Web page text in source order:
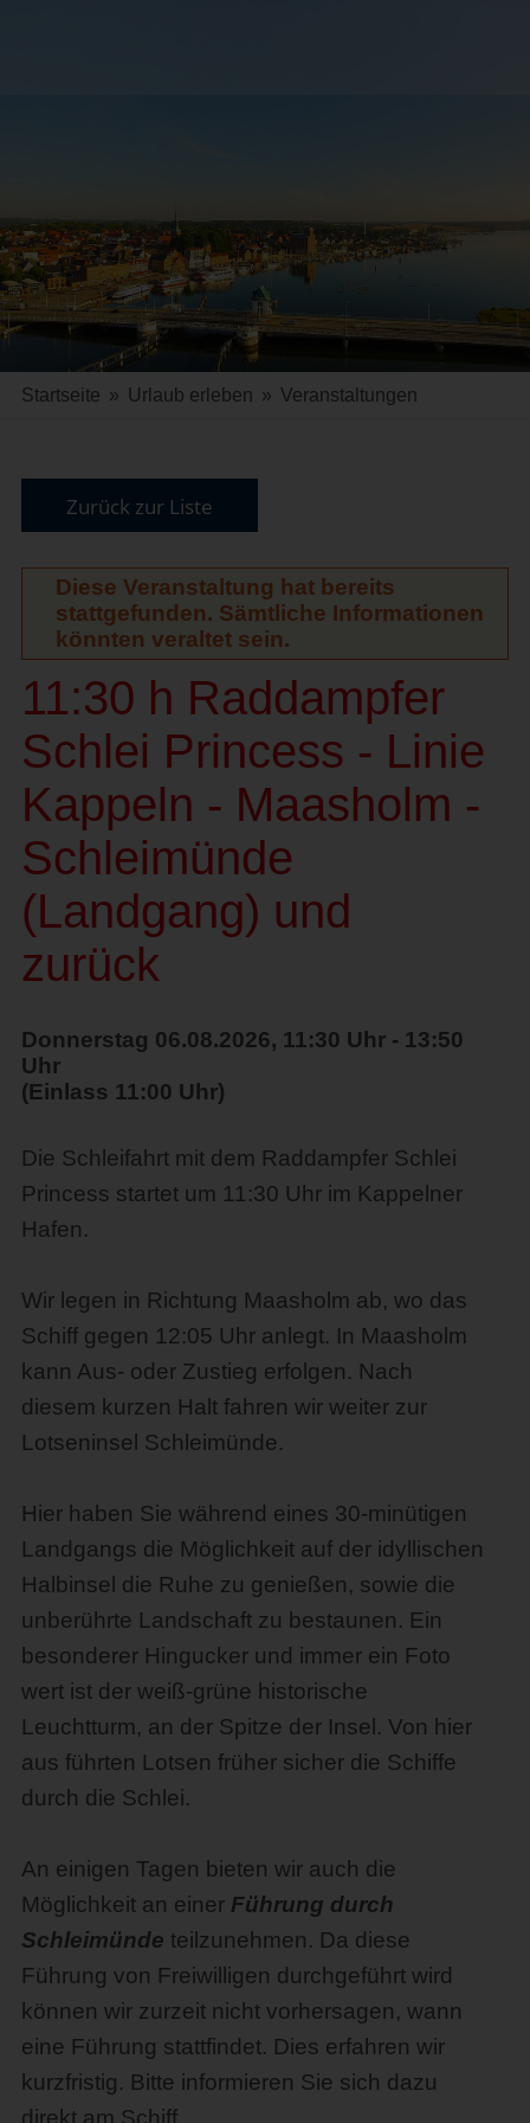
Startseite » Urlaub erleben » Veranstaltungen
Zurück zur Liste
Diese Veranstaltung hat bereits
stattgefunden. Sämtliche Informationen
könnten veraltet sein.
11:30 h Raddampfer
Schlei Princess - Linie
Kappeln - Maasholm -
Schleimünde
(Landgang) und
zurück
Donnerstag 06.08.2026, 11:30 Uhr - 13:50
Uhr
(Einlass 11:00 Uhr)
Die Schleifahrt mit dem Raddampfer Schlei
Princess startet um 11:30 Uhr im Kappelner
Hafen.
Wir legen in Richtung Maasholm ab, wo das
Schiff gegen 12:05 Uhr anlegt. In Maasholm
kann Aus- oder Zustieg erfolgen. Nach
diesem kurzen Halt fahren wir weiter zur
Lotseninsel Schleimünde.
Hier haben Sie während eines 30-minütigen
Landgangs die Möglichkeit auf der idyllischen
Halbinsel die Ruhe zu genießen, sowie die
unberührte Landschaft zu bestaunen. Ein
besonderer Hingucker und immer ein Foto
wert ist der weiß-grüne historische
Leuchtturm, an der Spitze der Insel. Von hier
aus führten Lotsen früher sicher die Schiffe
durch die Schlei.
An einigen Tagen bieten wir auch die
Möglichkeit an einer Führung durch
Schleimünde teilzunehmen. Da diese
Führung von Freiwilligen durchgeführt wird
können wir zurzeit nicht vorhersagen, wann
eine Führung stattfindet. Dies erfahren wir
kurzfristig. Bitte informieren Sie sich dazu
direkt am Schiff.